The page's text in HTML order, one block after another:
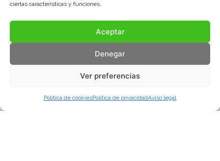
ciertas características y funciones.
Aceptar
Denegar
Ver preferencias
Política de cookiesPolítica de privacidadAviso legal